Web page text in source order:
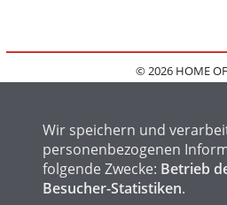
© 2026 HOME OF
FAQ
HOME OF WELDING
Wir speichern und
personenbezogenen
folgende Zwecke: Betrieb
Besucher-Statistiken.